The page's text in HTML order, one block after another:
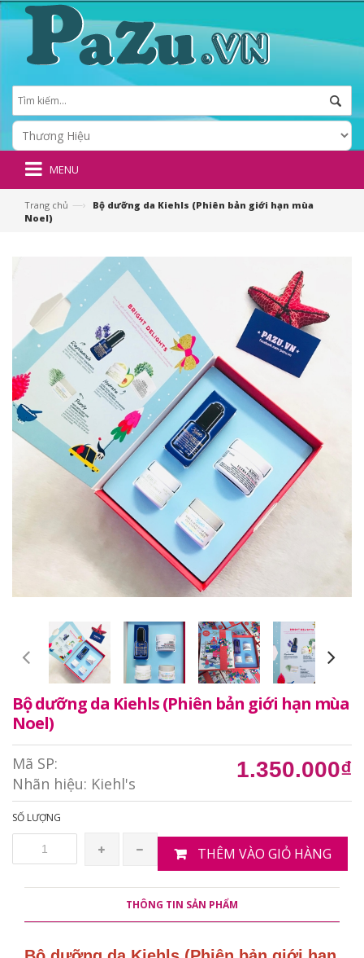
MENU
Trang chủ —›
Bộ dưỡng da Kiehls (Phiên bản giới hạn mùa
Noel)
Bộ dưỡng da Kiehls (Phiên bản giới hạn mùa
Noel)
Mã SP:
Nhãn hiệu: Kiehl's
1.350.000₫
SỐ LƯỢNG
THÊM VÀO GIỎ HÀNG
THÔNG TIN SẢN PHẨM